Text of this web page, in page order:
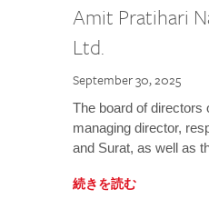
Amit Pratihari
Ltd.
September 30, 2025
The board of directors
managing director,
and Surat, as well as
続きを読む